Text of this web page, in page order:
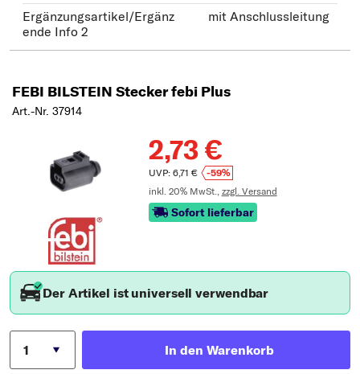
Ergänzungsartikel/Ergänz
ende Info 2
mit Anschlussleitung
FEBI BILSTEIN Stecker febi Plus
Art.-Nr. 37914
2,73 €
UVP: 6,71 €
-59%
inkl. 20% MwSt., zzgl. Versand
Sofort lieferbar
Der Artikel ist universell verwendbar
In den Warenkorb